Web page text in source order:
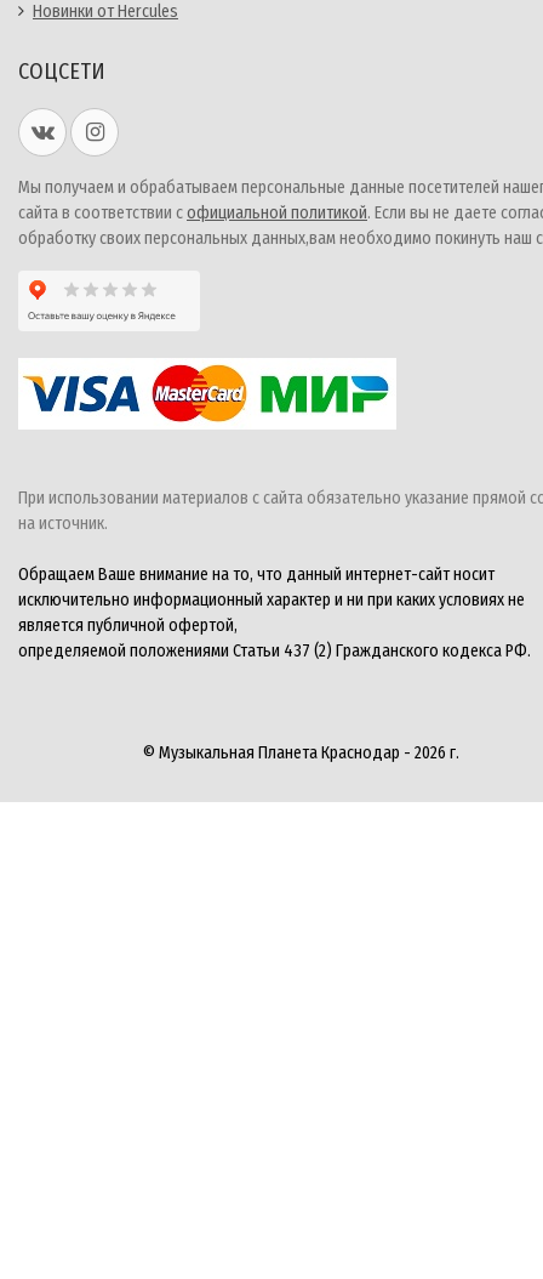
Новинки от Hercules
СОЦСЕТИ
Мы получаем и обрабатываем персональные данные посетителей
сайта в соответствии софициальной политикой. Если вы не даете
обработку своих персональных данных,вам необходимо покинуть наш
При использовании материалов с сайта обязательно указание прямой
на источник.
Обращаем Ваше внимание на то, что данный интернет-сайт носит
исключительно информационный характер и ни при каких условиях не
является публичной офертой,
определяемой положениями Статьи 437 (2) Гражданского кодекса РФ.
© Музыкальная Планета Краснодар - 2026 г.